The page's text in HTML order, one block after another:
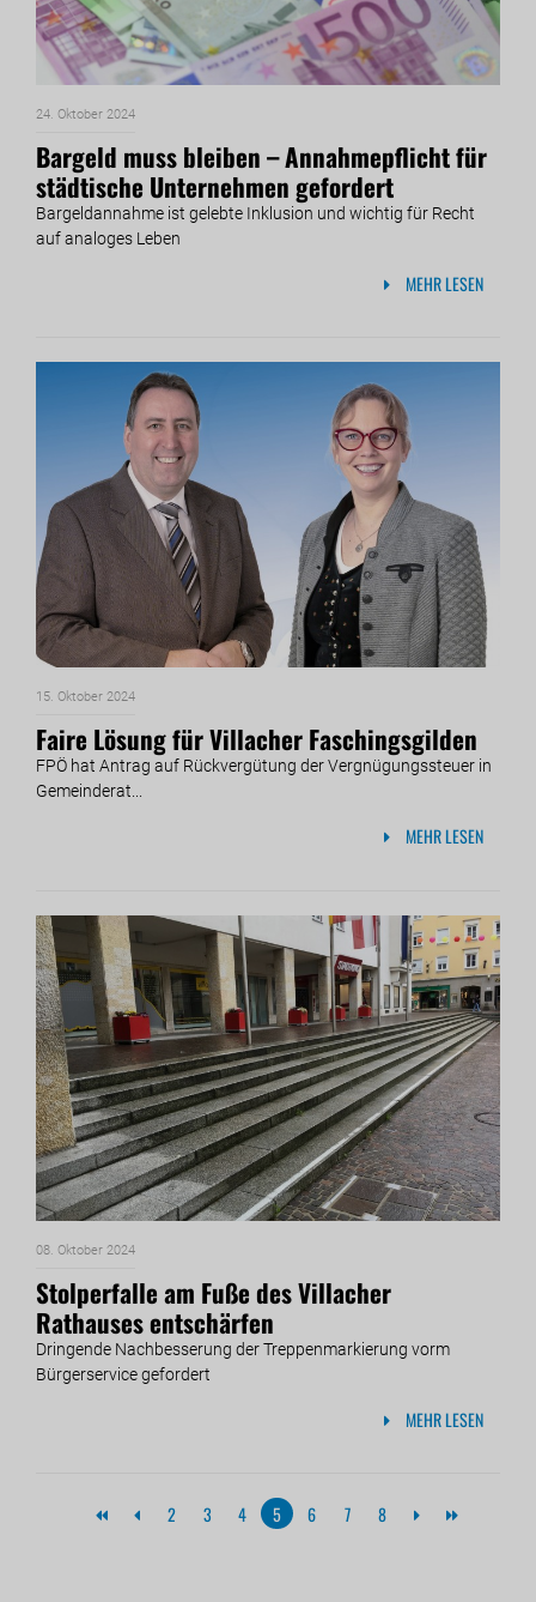
24. Oktober 2024
Bargeld muss bleiben – Annahmepflicht für
städtische Unternehmen gefordert
Bargeldannahme ist gelebte Inklusion und wichtig für Recht
auf analoges Leben
MEHR LESEN
15. Oktober 2024
Faire Lösung für Villacher Faschingsgilden
FPÖ hat Antrag auf Rückvergütung der Vergnügungssteuer in
Gemeinderat...
MEHR LESEN
08. Oktober 2024
Stolperfalle am Fuße des Villacher
Rathauses entschärfen
Dringende Nachbesserung der Treppenmarkierung vorm
Bürgerservice gefordert
MEHR LESEN
2 3 4 5 6 7 8